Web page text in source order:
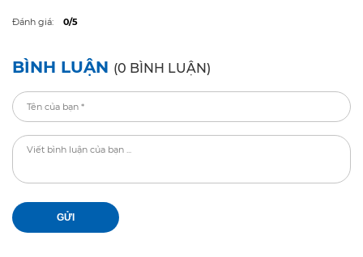
Đánh giá: 0/5
BÌNH LUẬN (0 BÌNH LUẬN)
GỬI